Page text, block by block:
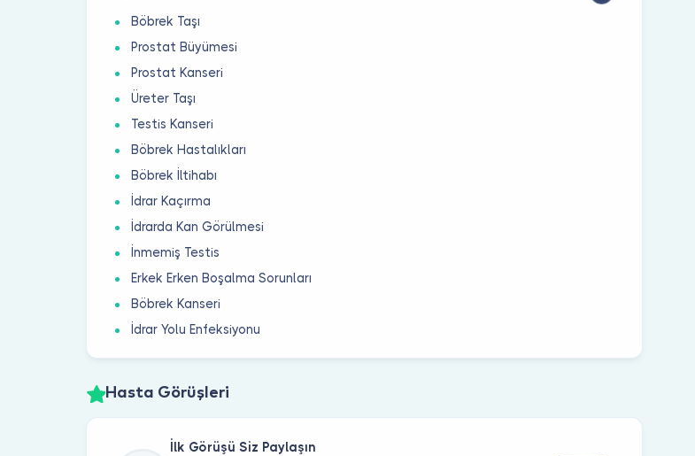
Böbrek Taşı
Prostat Büyümesi
Prostat Kanseri
Üreter Taşı
Testis Kanseri
Böbrek Hastalıkları
Böbrek İltihabı
İdrar Kaçırma
İdrarda Kan Görülmesi
İnmemiş Testis
Erkek Erken Boşalma Sorunları
Böbrek Kanseri
İdrar Yolu Enfeksiyonu
Hasta Görüşleri
İlk Görüşü Siz Paylaşın